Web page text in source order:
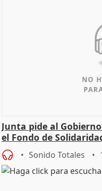
Junta pide al
el Fondo de
Sonido Totales